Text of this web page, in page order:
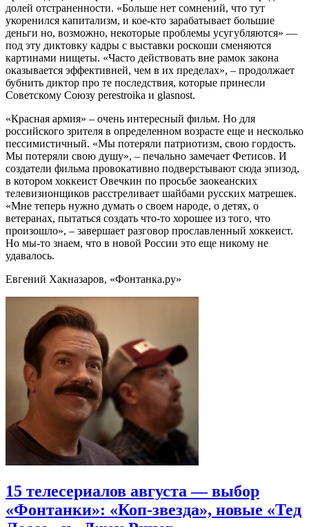
долей отстраненности. «Больше нет сомнений, что тут
укоренился капитализм, и кое-кто зарабатывает большие
деньги но, возможно, некоторые проблемы усугубляются» —
под эту диктовку кадры с выставки роскоши сменяются
картинами нищеты. «Часто действовать вне рамок закона
оказывается эффективней, чем в их пределах», – продолжает
бубнить диктор про те последствия, которые принесли
Советскому Союзу perestroika и glasnost.
«Красная армия» – очень интересный фильм. Но для
российского зрителя в определенном возрасте еще и несколько
пессимистичный. «Мы потеряли патриотизм, свою гордость.
Мы потеряли свою душу», – печально замечает Фетисов. И
создатели фильма провокативно подверстывают сюда эпизод,
в котором хоккеист Овечкин по просьбе заокеанских
телевизионщиков расстреливает шайбами русских матрешек.
«Мне теперь нужно думать о своем народе, о детях, о
ветеранах, пытаться создать что-то хорошее из того, что
произошло», – завершает разговор прославленный хоккеист.
Но мы-то знаем, что в новой России это еще никому не
удавалось.
Евгений Хакназаров, «Фонтанка.ру»
15 телесериалов августа — выбор
«Фонтанки»: «Коп-звезда», новые «Тед